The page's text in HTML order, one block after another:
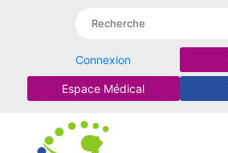
Connexion
Espace Médical